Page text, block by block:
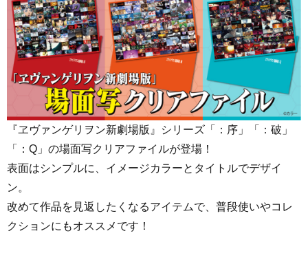
『ヱヴァンゲリヲン新劇場版』シリーズ「：序」「：破」
「：Q」の場面写クリアファイルが登場！
表面はシンプルに、イメージカラーとタイトルでデザイ
ン。
改めて作品を見返したくなるアイテムで、普段使いやコレ
クションにもオススメです！